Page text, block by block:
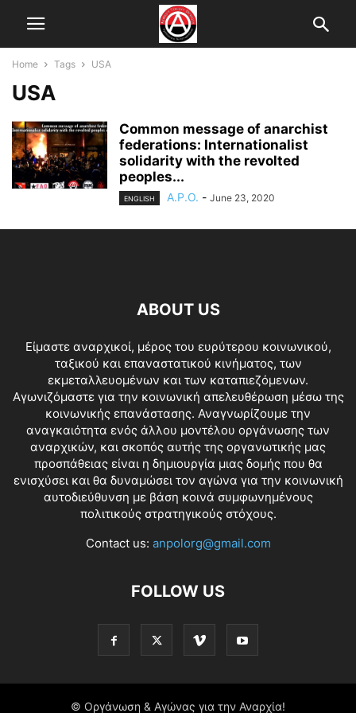
Home Tags USA
USA
Common message of anarchist
federations: Internationalist
solidarity with the revolted
peoples...
ENGLISH A.P.O. - June 23, 2020
ABOUT US
Είμαστε αναρχικοί, μέρος του ευρύτερου κοινωνικού,
ταξικού και επαναστατικού κινήματος, των
εκμεταλλευομένων και των καταπιεζόμενων.
Αγωνιζόμαστε για την κοινωνική απελευθέρωση μέσω της
κοινωνικής επανάστασης. Αναγνωρίζουμε την
αναγκαιότητα ενός άλλου μοντέλου οργάνωσης των
αναρχικών, και σκοπός αυτής της οργανωτικής μας
προσπάθειας είναι η δημιουργία μιας δομής που θα
ενισχύσει και θα δυναμώσει τον αγώνα για την κοινωνική
αυτοδιεύθυνση με βάση κοινά συμφωνημένους
πολιτικούς στρατηγικούς στόχους.
Contact us: anpolorg@gmail.com
FOLLOW US
© Οργάνωση & Αγώνας για την Αναρχία!